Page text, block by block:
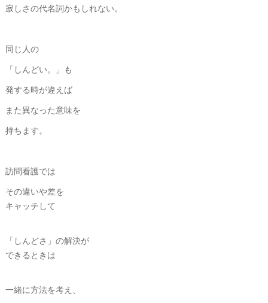
寂しさの代名詞かもしれない。
同じ人の
「しんどい。」も
発する時が違えば
また異なった意味を
持ちます。
訪問看護では
その違いや差を
キャッチして
「しんどさ」の解決が
できるときは
一緒に方法を考え、